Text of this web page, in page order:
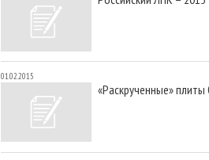
01.02.2015
«Раскрученные» плиты